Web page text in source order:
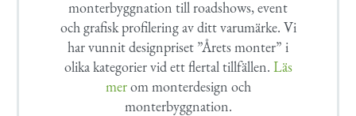
monterbyggnation till roadshows, event
och grafisk profilering av ditt varumärke. Vi
har vunnit designpriset ”Årets monter” i
olika kategorier vid ett flertal tillfällen. Läs
merom monterdesign och
monterbyggnation.